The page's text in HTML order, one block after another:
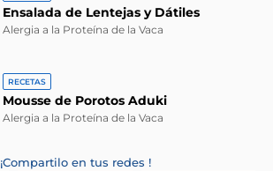
Ensalada de Lentejas y Dátiles
Alergia a la Proteína de la Vaca
RECETAS
Mousse de Porotos Aduki
Alergia a la Proteína de la Vaca
¡Compartilo en tus redes !